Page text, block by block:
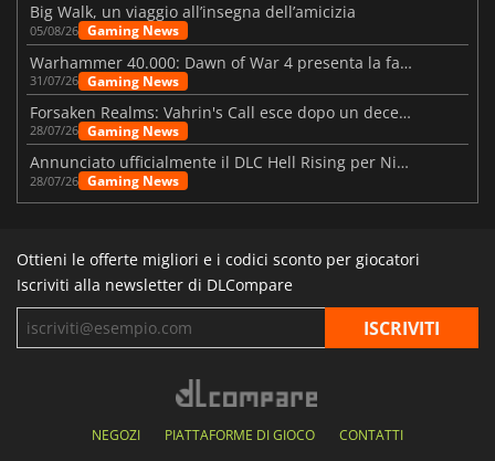
Big Walk, un viaggio all’insegna dell’amicizia
05/08/26 Gaming News
Warhammer 40.000: Dawn of War 4 presenta la fazione dei Necron
31/07/26 Gaming News
Forsaken Realms: Vahrin's Call esce dopo un decennio di sviluppo
28/07/26 Gaming News
Annunciato ufficialmente il DLC Hell Rising per Nioh 3
28/07/26 Gaming News
Ottieni le offerte migliori e i codici sconto per giocatori
Iscriviti alla newsletter di DLCompare
NEGOZI PIATTAFORME DI GIOCO CONTATTI